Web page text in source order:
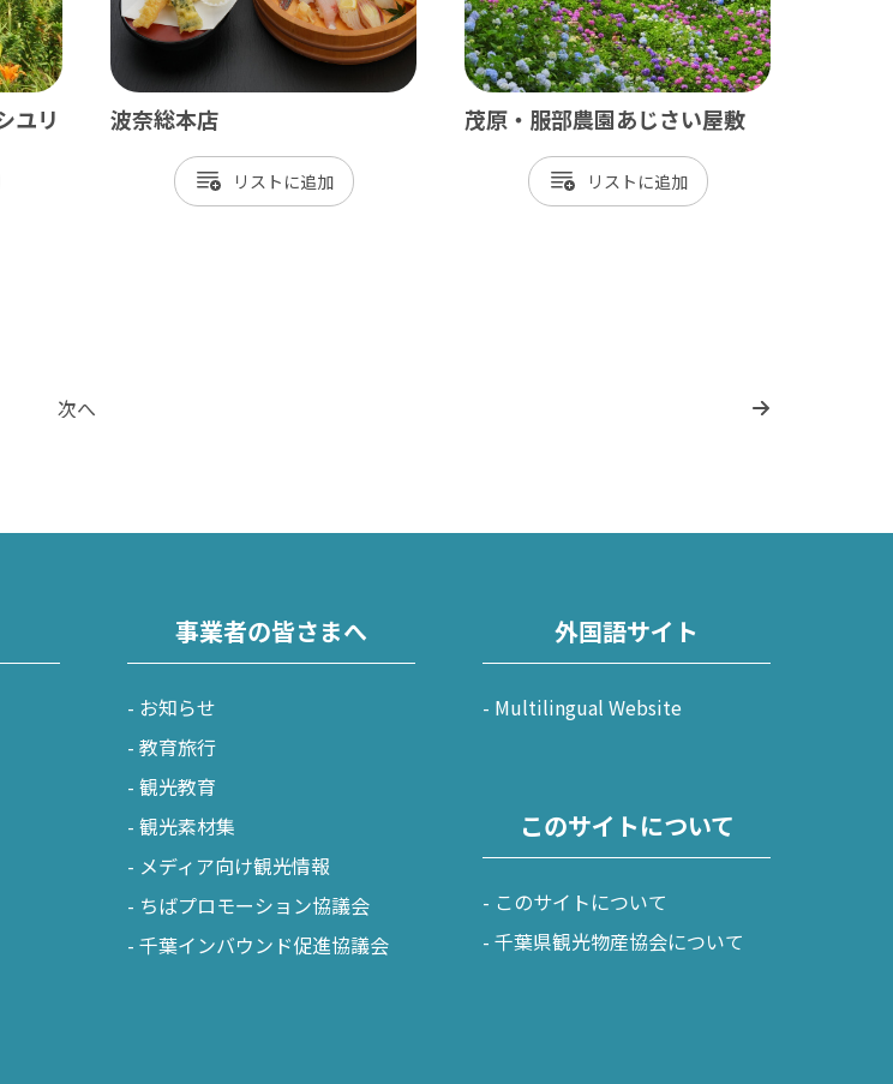
ユリ 波奈総本店
リスト
茂原・服部農園あじさい屋敷
リスト
次へ
事業者の皆さまへ
お知らせ
教育旅行
観光教育
観光素材集
メディア向け観光情報
ちばプロモーション協議会
千葉インバウンド促進協議会
外国語サイト
Multilingual Website
このサイトについて
このサイトについて
千葉県観光物産協会について